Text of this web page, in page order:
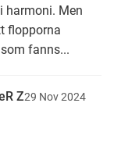
harmoni. Men
flopporna
fanns...
Z29 Nov2024